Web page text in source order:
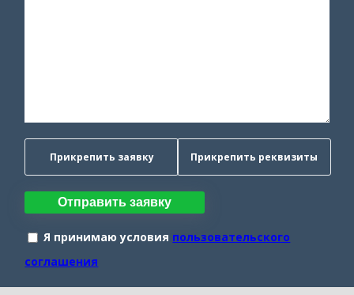
Прикрепить заявку Прикрепить реквизиты
Отправить заявку
Я принимаю условия пользовательского
соглашения